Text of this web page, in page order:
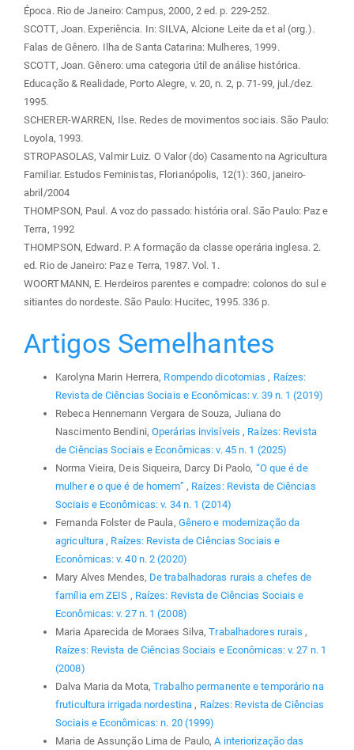
Época. Rio de Janeiro: Campus, 2000, 2 ed. p. 229-252.
SCOTT, Joan. Experiência. In: SILVA, Alcione Leite da et al (org.).
Falas de Gênero. Ilha de Santa Catarina: Mulheres, 1999.
SCOTT, Joan. Gênero: uma categoria útil de análise histórica.
Educação & Realidade, Porto Alegre, v. 20, n. 2, p. 71-99, jul./dez.
1995.
SCHERER-WARREN, Ilse. Redes de movimentos sociais. São Paulo:
Loyola, 1993.
STROPASOLAS, Valmir Luiz. O Valor (do) Casamento na Agricultura
Familiar. Estudos Feministas, Florianópolis, 12(1): 360, janeiro-
abril/2004
THOMPSON, Paul. A voz do passado: história oral. São Paulo: Paz e
Terra, 1992
THOMPSON, Edward. P. A formação da classe operária inglesa. 2.
ed. Rio de Janeiro: Paz e Terra, 1987. Vol. 1.
WOORTMANN, E. Herdeiros parentes e compadre: colonos do sul e
sitiantes do nordeste. São Paulo: Hucitec, 1995. 336 p.
Artigos Semelhantes
Karolyna Marin Herrera, Rompendo dicotomias , Raízes:
Revista de Ciências Sociais e Econômicas: v. 39 n. 1 (2019)
Rebeca Hennemann Vergara de Souza, Juliana do
Nascimento Bendini, Operárias invisíveis , Raízes: Revista
de Ciências Sociais e Econômicas: v. 45 n. 1 (2025)
Norma Vieira, Deis Siqueira, Darcy Di Paolo, “O que é de
mulher e o que é de homem” , Raízes: Revista de Ciências
Sociais e Econômicas: v. 34 n. 1 (2014)
Fernanda Folster de Paula, Gênero e modernização da
agricultura , Raízes: Revista de Ciências Sociais e
Econômicas: v. 40 n. 2 (2020)
Mary Alves Mendes, De trabalhadoras rurais a chefes de
família em ZEIS , Raízes: Revista de Ciências Sociais e
Econômicas: v. 27 n. 1 (2008)
Maria Aparecida de Moraes Silva,Trabalhadores rurais ,
Raízes: Revista de Ciências Sociais e Econômicas: v. 27 n. 1
(2008)
Dalva Maria da Mota,Trabalho permanente e temporário na
fruticultura irrigada nordestina , Raízes: Revista de Ciências
Sociais e Econômicas: n. 20 (1999)
Maria de Assunção Lima de Paulo,A interiorização das